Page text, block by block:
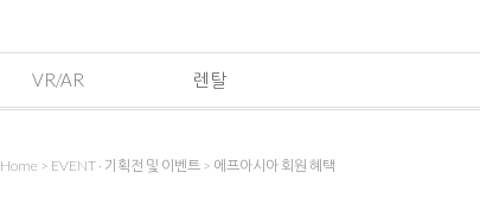
VR/AR 렌탈
Home > EVENT · 기획전 및 이벤트 > 에프아시아 회원 혜택